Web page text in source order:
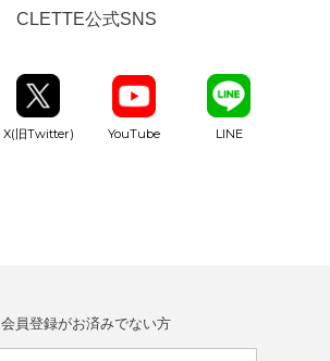
CLETTE公式SNS
X(旧Twitter) YouTube LINE
会員登録がお済みでない方